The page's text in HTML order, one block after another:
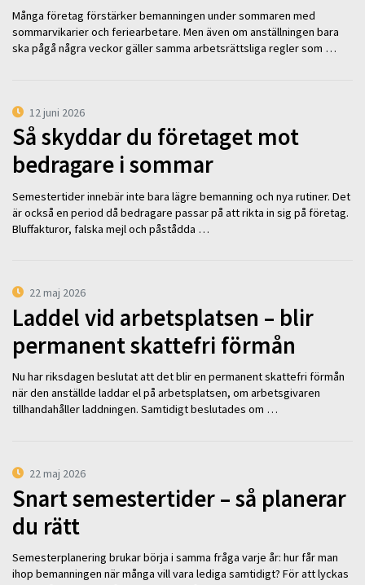
Många företag förstärker bemanningen under sommaren med
sommarvikarier och feriearbetare. Men även om anställningen bara
ska pågå några veckor gäller samma arbetsrättsliga regler som …
12 juni 2026
Så skyddar du företaget mot
bedragare i sommar
Semestertider innebär inte bara lägre bemanning och nya rutiner. Det
är också en period då bedragare passar på att rikta in sig på företag.
Bluffakturor, falska mejl och påstådda …
22 maj 2026
Laddel vid arbetsplatsen – blir
permanent skattefri förmån
Nu har riksdagen beslutat att det blir en permanent skattefri förmån
när den anställde laddar el på arbetsplatsen, om arbetsgivaren
tillhandahåller laddningen. Samtidigt beslutades om …
22 maj 2026
Snart semestertider – så planerar
du rätt
Semesterplanering brukar börja i samma fråga varje år: hur får man
ihop bemanningen när många vill vara lediga samtidigt? För att lyckas